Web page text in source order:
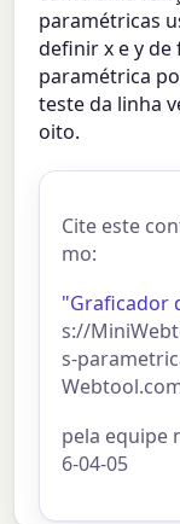
paramétricas
definir x e y
paramétrica
teste da linha
oito.
Cite este
mo:
"Graficador
s://
s-
pela equipe
6-04-05